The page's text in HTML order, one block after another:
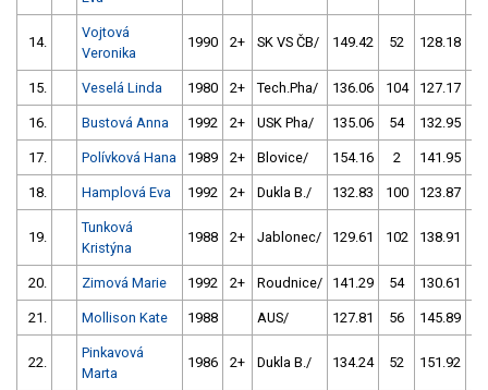
14.
Vojtová
Veronika
1990 2+ SK VS ČB/ 149.42 52 128.18
15. Veselá Linda 1980 2+ Tech.Pha/ 136.06 104 127.17
16. Bustová Anna 1992 2+ USK Pha/ 135.06 54 132.95
17. Polívková Hana 1989 2+ Blovice/ 154.16 2 141.95
18. Hamplová Eva 1992 2+ Dukla B./ 132.83 100 123.87
19.
Tunková
Kristýna
1988 2+ Jablonec/ 129.61 102 138.91
20. Zimová Marie 1992 2+ Roudnice/ 141.29 54 130.61
21. Mollison Kate 1988 AUS/ 127.81 56 145.89
22.
Pinkavová
Marta
1986 2+ Dukla B./ 134.24 52 151.92